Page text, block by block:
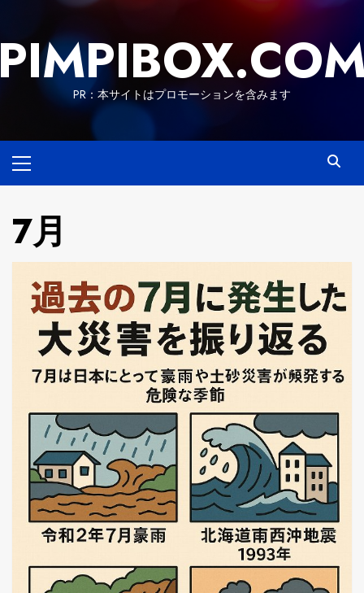
content
PR：本サイトはプロモーションを含みます
Menu
7月